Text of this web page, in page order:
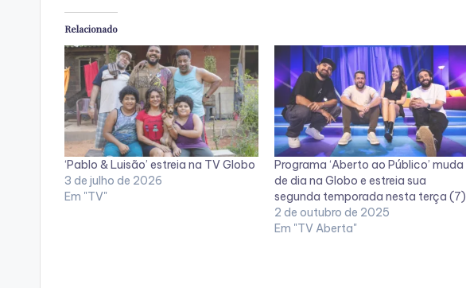
Relacionado
‘Pablo & Luisão’ estreia na TV Globo
3 de julho de 2026
Em "TV"
Programa ‘Aberto ao Público’ muda
de dia na Globo e estreia sua
segunda temporada nesta terça (7)
2 de outubro de 2025
Em "TV Aberta"